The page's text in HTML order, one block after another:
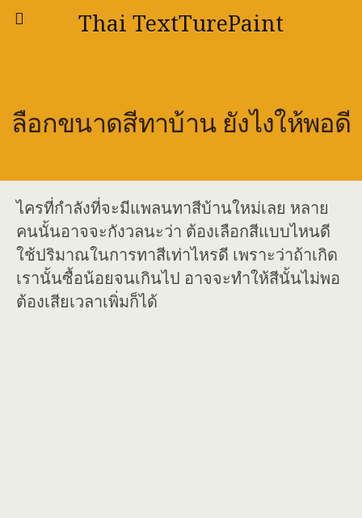
Thai TextTurePaint
ลือกขนาดสีทาบ้าน ยังไงให้พอดี
ไครที่กำลังที่จะมีแพลนทาสีบ้านใหม่เลย หลาย
คนนั้นอาจจะกังวลนะว่า ต้องเลือกสีแบบไหนดี
ใช้ปริมาณในการทาสีเท่าไหรดี เพราะว่าถ้าเกิด
เรานั้นซื้อน้อยจนเกินไป อาจจะทำให้สีนั้นไม่พอ
ต้องเสียเวลาเพิ่มก็ได้